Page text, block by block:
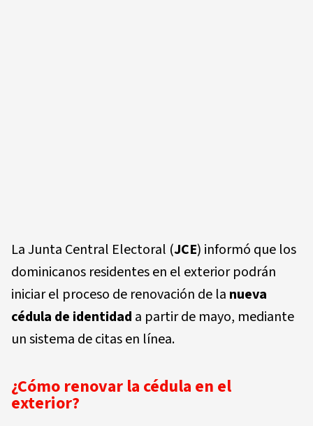
La Junta Central Electoral (JCE) informó que los
dominicanos residentes en el exterior podrán
iniciar el proceso de renovación de la nueva
cédula de identidad a partir de mayo, mediante
un sistema de citas en línea.
¿Cómo renovar la cédula en el
exterior?